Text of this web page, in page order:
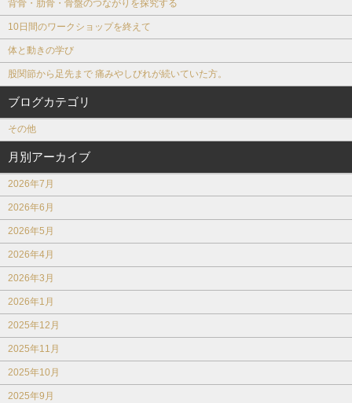
背骨・肋骨・骨盤のつながりを探究する
10日間のワークショップを終えて
体と動きの学び
股関節から足先まで 痛みやしびれが続いていた方。
ブログカテゴリ
その他
月別アーカイブ
2026年7月
2026年6月
2026年5月
2026年4月
2026年3月
2026年1月
2025年12月
2025年11月
2025年10月
2025年9月